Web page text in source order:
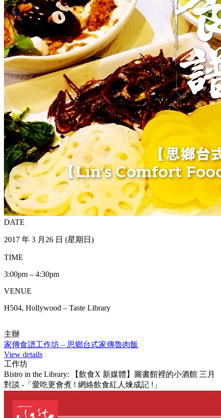
DATE
2017 年 3 月26 日 (星期日)
TIME
3:00pm – 4:30pm
VENUE
H504, Hollywood – Taste Library
主辦
家傳食譜工作坊 – 思鄉台式家傳魯肉飯
View details
工作坊
Bistro in the Library: 【飲食X 新媒體】圖書館裡的小酒館 三月
對談 -「愛吃更會煮 ! 網絡飲食紅人煉成記 !」